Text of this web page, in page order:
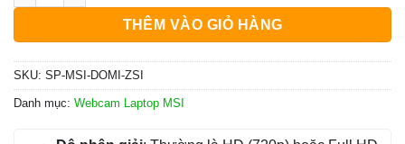
250.000₫.
THÊM VÀO GIỎ HÀNG
SKU: SP-MSI-DOMI-ZSI
Danh mục: Webcam Laptop MSI